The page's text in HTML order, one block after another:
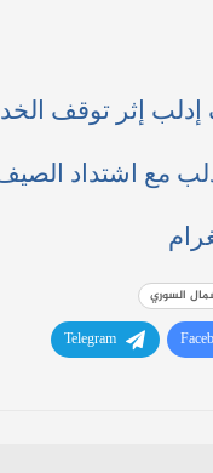
إثر توقف
مع اشتداد
السوري
Telegram